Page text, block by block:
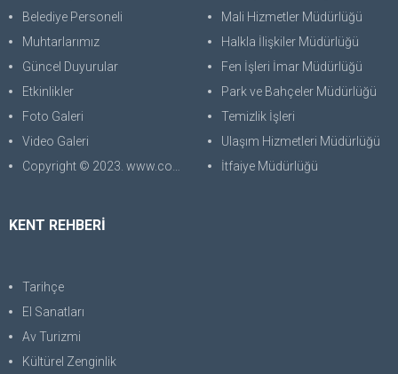
Belediye Personeli
Muhtarlarımız
Güncel Duyurular
Etkinlikler
Foto Galeri
Video Galeri
Copyright © 2023. www.corabilgisayar.com Her Hakkı Saklıdır. kopyalanması, çoğaltılması ve dağıtılması halinde yasal haklarımız işletilecektir.
Mali Hizmetler Müdürlüğü
Halkla İlişkiler Müdürlüğü
Fen İşleri İmar Müdürlüğü
Park ve Bahçeler Müdürlüğü
Temizlik İşleri
Ulaşım Hizmetleri Müdürlüğü
İtfaiye Müdürlüğü
KENT REHBERİ
Tarihçe
El Sanatları
Av Turizmi
Kültürel Zenginlik